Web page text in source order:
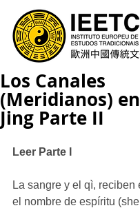
Los Canales
(Meridianos)
Jing Parte II
Leer Parte I
La sangre y el qì, reciben
el nombre de espíritu